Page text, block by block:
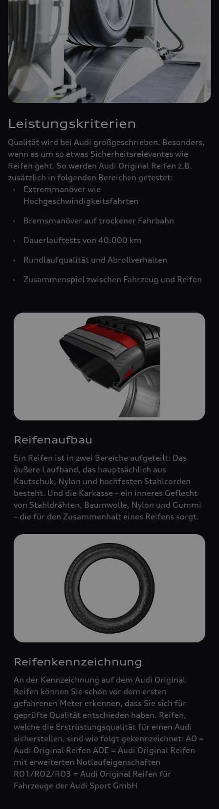
Leistungskriterien
Qualität wird bei Audi großgeschrieben. Besonders,
wenn es um so etwas Sicherheitsrelevantes wie
Reifen geht. So werden Audi Original Reifen z.B.
zusätzlich in folgenden Bereichen getestet:
›
Extremmanöver wie
Hochgeschwindigkeitsfahrten
›
Bremsmanöver auf trockener Fahrbahn
›
Dauerlauftests von 40.000 km
›
Rundlaufqualität und Abrollverhalten
›
Zusammenspiel zwischen Fahrzeug und Reifen
Reifenaufbau
Ein Reifen ist in zwei Bereiche aufgeteilt: Das
äußere Laufband, das hauptsächlich aus
Kautschuk, Nylon und hochfesten Stahlcorden
besteht. Und die Karkasse – ein inneres Geflecht
von Stahldrähten, Baumwolle, Nylon und Gummi
– die für den Zusammenhalt eines Reifens sorgt.
Reifenkennzeichnung
An der Kennzeichnung auf dem Audi Original
Reifen können Sie schon vor dem ersten
gefahrenen Meter erkennen, dass Sie sich für
geprüfte Qualität entschieden haben. Reifen,
welche die Erstrüstungsqualität für einen Audi
sicherstellen, sind wie folgt gekennzeichnet: AO =
Audi Original Reifen AOE = Audi Original Reifen
mit erweiterten Notlaufeigenschaften
RO1/RO2/RO3 = Audi Original Reifen für
Fahrzeuge der Audi Sport GmbH